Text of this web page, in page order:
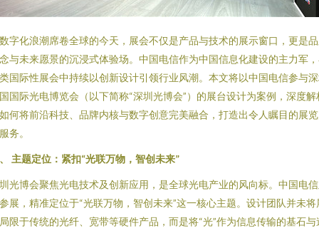
字化浪潮席卷全球的今天，展会不仅是产品与技术的展示窗口，更是
与未来愿景的沉浸式体验场。中国电信作为中国信息化建设的主力军
国际性展会中持续以创新设计引领行业风潮。本文将以中国电信参与
国际光电博览会（以下简称“深圳光博会”）的展台设计为案例，深度解
何将前沿科技、品牌内核与数字创意完美融合，打造出令人瞩目的展
务。
主题定位：紧扣“光联万物，智创未来”
光博会聚焦光电技术及创新应用，是全球光电产业的风向标。中国电
展，精准定位于“光联万物，智创未来”这一核心主题。设计团队并未将
限于传统的光纤、宽带等硬件产品，而是将“光”作为信息传输的基石与